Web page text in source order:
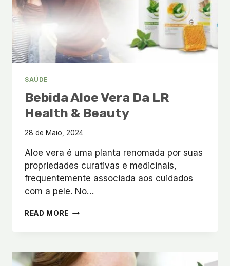
SAÚDE
Bebida Aloe Vera Da LR
Health & Beauty
28 de Maio, 2024
Aloe vera é uma planta renomada por suas
propriedades curativas e medicinais,
frequentemente associada aos cuidados
com a pele. No…
READ MORE BEBIDA
LR
HEALTH